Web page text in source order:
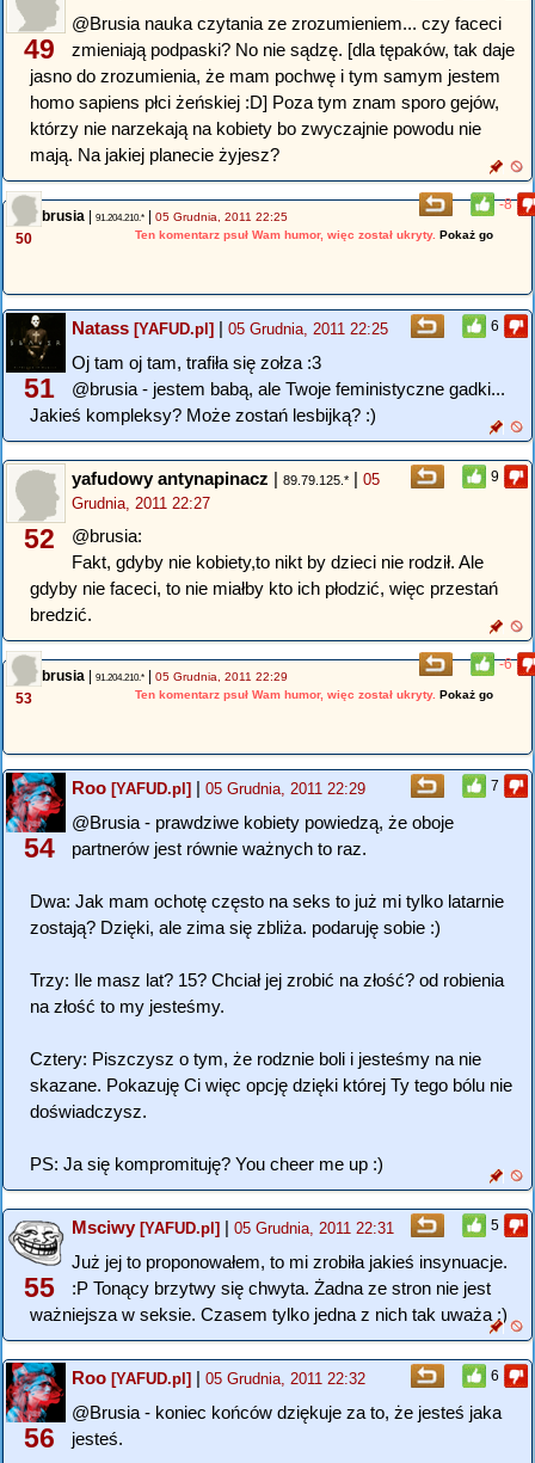
49
@Brusia nauka czytania ze zrozumieniem... czy faceci
zmieniają podpaski? No nie sądzę. [dla tępaków, tak daje
jasno do zrozumienia, że mam pochwę i tym samym jestem
homo sapiens płci żeńskiej :D] Poza tym znam sporo gejów,
którzy nie narzekają na kobiety bo zwyczajnie powodu nie
mają. Na jakiej planecie żyjesz?
-8
50
brusia | 91.204.210.* | 05 Grudnia, 2011 22:25
Ten komentarz psuł Wam humor, więc został ukryty. Pokaż go
6
51
Natass [YAFUD.pl] | 05 Grudnia, 2011 22:25
Oj tam oj tam, trafiła się zołza :3
@brusia - jestem babą, ale Twoje feministyczne gadki...
Jakieś kompleksy? Może zostań lesbijką? :)
9
52
yafudowy antynapinacz | 89.79.125.* | 05
Grudnia, 2011 22:27
@brusia:
Fakt, gdyby nie kobiety,to nikt by dzieci nie rodził. Ale
gdyby nie faceci, to nie miałby kto ich płodzić, więc przestań
bredzić.
-6
53
brusia | 91.204.210.* | 05 Grudnia, 2011 22:29
Ten komentarz psuł Wam humor, więc został ukryty. Pokaż go
7
54
Roo [YAFUD.pl] | 05 Grudnia, 2011 22:29
@Brusia - prawdziwe kobiety powiedzą, że oboje
partnerów jest równie ważnych to raz.
Dwa: Jak mam ochotę często na seks to już mi tylko latarnie
zostają? Dzięki, ale zima się zbliża. podaruję sobie :)
Trzy: Ile masz lat? 15? Chciał jej zrobić na złość? od robienia
na złość to my jesteśmy.
Cztery: Piszczysz o tym, że rodznie boli i jesteśmy na nie
skazane. Pokazuję Ci więc opcję dzięki której Ty tego bólu nie
doświadczysz.
PS: Ja się kompromituję? You cheer me up :)
5
55
Msciwy[YAFUD.pl] | 05 Grudnia, 2011 22:31
Już jej to proponowałem, to mi zrobiła jakieś insynuacje.
:P Tonący brzytwy się chwyta. Żadna ze stron nie jest
ważniejsza w seksie. Czasem tylko jedna z nich tak uważa :)
6
56
Roo [YAFUD.pl] | 05 Grudnia, 2011 22:32
@Brusia - koniec końców dziękuje za to, że jesteś jaka
jesteś.